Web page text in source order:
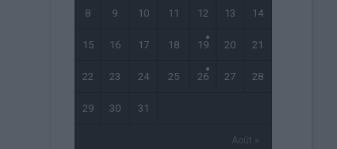
Août »
8 9 10 11 12 13 14
15 16 17 18 19 20 21
22 23 24 25 26 27 28
29 30 31